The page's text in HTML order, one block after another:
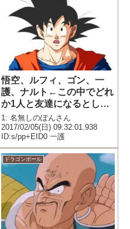
悟空、ルフィ、ゴン、一
護、ナルト←この中でどれ
か1人と友達になるとした
ら誰にする？
1: 名無しのぽんさん
2017/02/05(日) 09:32:01.938
ID:s/pp+EID0 一護
ドラゴンボール